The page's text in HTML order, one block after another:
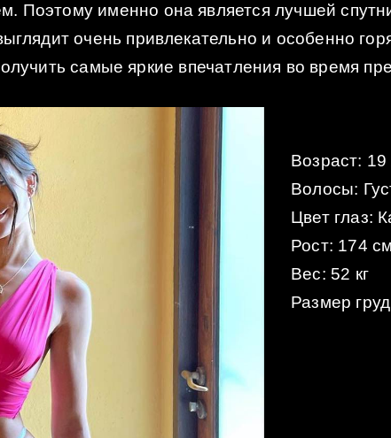
Поэтому именно она является лучшей
очень привлекательно и особенно
самые яркие впечатления во время
Возраст: 19
Волосы:
Цвет глаз:
Рост: 174 см
Вес: 52 кг
Размер